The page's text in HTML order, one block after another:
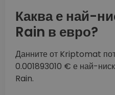
Каква е най-
Rain в евро?
Данните от Kriptomat
0.001893010 € е най-
Rain.